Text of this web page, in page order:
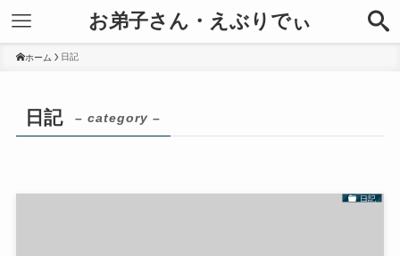
お弟子さん・えぶりでぃ
ホーム 日記
日記 – category –
日記